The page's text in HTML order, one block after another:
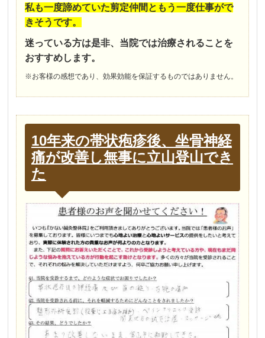
私も一度諦めていた剪定仲間ともう一度仕事がで
きそうです。
迷っている方は是非、当院では治療されることを
おすすめします。
※お客様の感想であり、効果効能を保証するものではありません。
10年来の帯状疱疹後、坐骨神経
痛が改善し無事に立山登山でき
た